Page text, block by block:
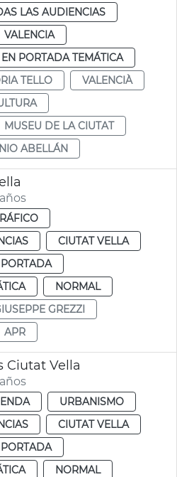
LAS AUDIENCIAS
VALENCIA
EN PORTADA TEMÁTICA
TELLO
VALENCIÀ
MUSEU DE LA CIUTAT
ABELLÁN
CIUTAT VELLA
NORMAL
GREZZI
APR
Ciutat Vella
URBANISMO
CIUTAT VELLA
NORMAL